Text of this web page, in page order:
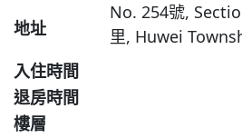
地址
No. 254號,
里, Huwei
入住時間
退房時間
樓層